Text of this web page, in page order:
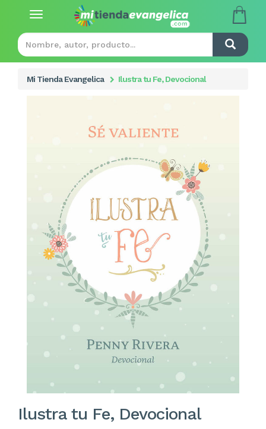
Toggle
Mi Tienda Evangelica Ilustra tu Fe, Devocional
Ilustra tu Fe, Devocional